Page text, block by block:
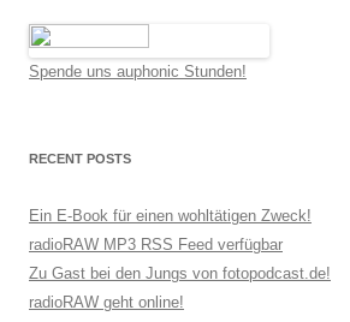
Spende uns auphonic Stunden!
RECENT POSTS
Ein E-Book für einen wohltätigen Zweck!
radioRAW MP3 RSS Feed verfügbar
Zu Gast bei den Jungs von fotopodcast.de!
radioRAW geht online!